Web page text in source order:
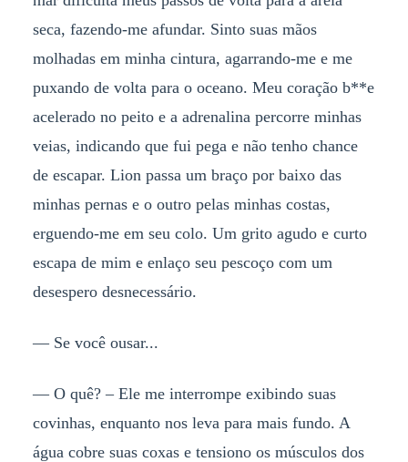
seca, fazendo-me afundar. Sinto suas mãos
molhadas em minha cintura, agarrando-me e me
puxando de volta para o oceano. Meu coração b**e
acelerado no peito e a adrenalina percorre minhas
veias, indicando que fui pega e não tenho chance
de escapar. Lion passa um braço por baixo das
minhas pernas e o outro pelas minhas costas,
erguendo-me em seu colo. Um grito agudo e curto
escapa de mim e enlaço seu pescoço com um
desespero desnecessário.
— Se você ousar...
— O quê? – Ele me interrompe exibindo suas
covinhas, enquanto nos leva para mais fundo. A
água cobre suas coxas e tensiono os músculos dos